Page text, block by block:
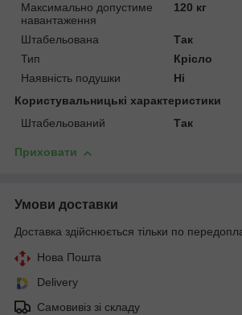
Максимально допустиме
навантаження
120 кг
Штабельована
Так
Тип
Крісло
Наявність подушки
Ні
Користувальницькі характеристики
Штабельований
Так
Приховати
Умови доставки
Доставка здійснюється тільки по
Нова Пошта
Delivery
Самовивіз зі складу